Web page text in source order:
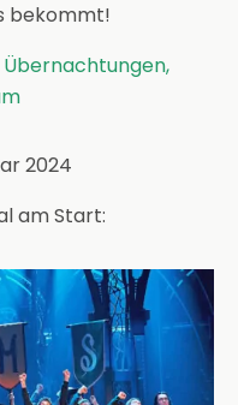
bekommt!
2024
am Start: